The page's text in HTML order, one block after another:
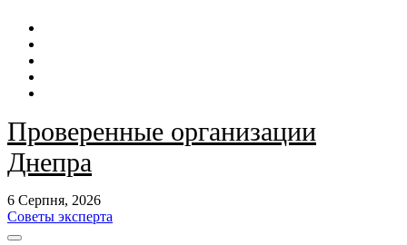
Перейти
контенту
Проверенные организации
Днепра
6 Серпня, 2026
Советы эксперта